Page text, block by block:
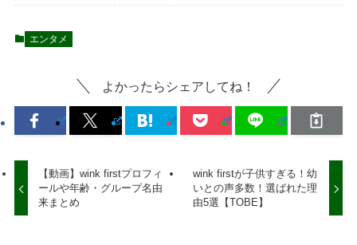
エンタメ
よかったらシェアしてね！
【動画】wink firstプロフィ
ールや年齢・グループ名由
来まとめ
wink firstが子供すぎる！幼
いとの声多数！選ばれた理
由5選【TOBE】